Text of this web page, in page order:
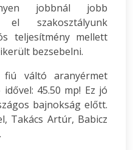
jobbnál jobb
el szakosztályunk
teljesítmény mellett
bezsebelni.
váltó aranyérmet
45.50 mp! Ez jó
bajnokság előtt.
Takács Artúr, Babicz